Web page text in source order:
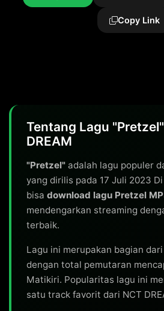
Copy Link
Tentang Lagu "Pretzel"
DREAM
"Pretzel" adalah lagu populer
yang dirilis pada 17 Juli 2023
bisa download lagu Pretzel
mendengarkan streaming
terbaik.
Lagu ini merupakan bagian
dengan total pemutaran
Matikiri. Popularitas lagu ini
satu track favorit dari NCT